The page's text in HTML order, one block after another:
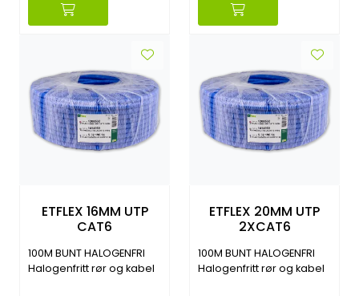
ETFLEX 16MM UTP
CAT6
100M BUNT HALOGENFRI
Halogenfritt rør og kabel
ETFLEX 20MM UTP
2XCAT6
100M BUNT HALOGENFRI
Halogenfritt rør og kabel